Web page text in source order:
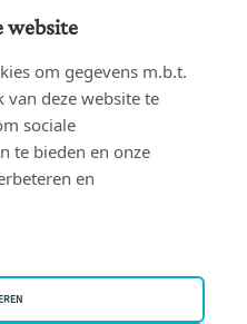
bij jou in de
website
om gegevens m.b.t.
van deze website te
sociale
te bieden en onze
en